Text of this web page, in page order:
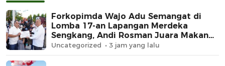
Forkopimda Wajo Adu Semangat di
Lomba 17-an Lapangan Merdeka
Sengkang, Andi Rosman Juara Makan
Krupuk
Uncategorized 3 jam yang lalu